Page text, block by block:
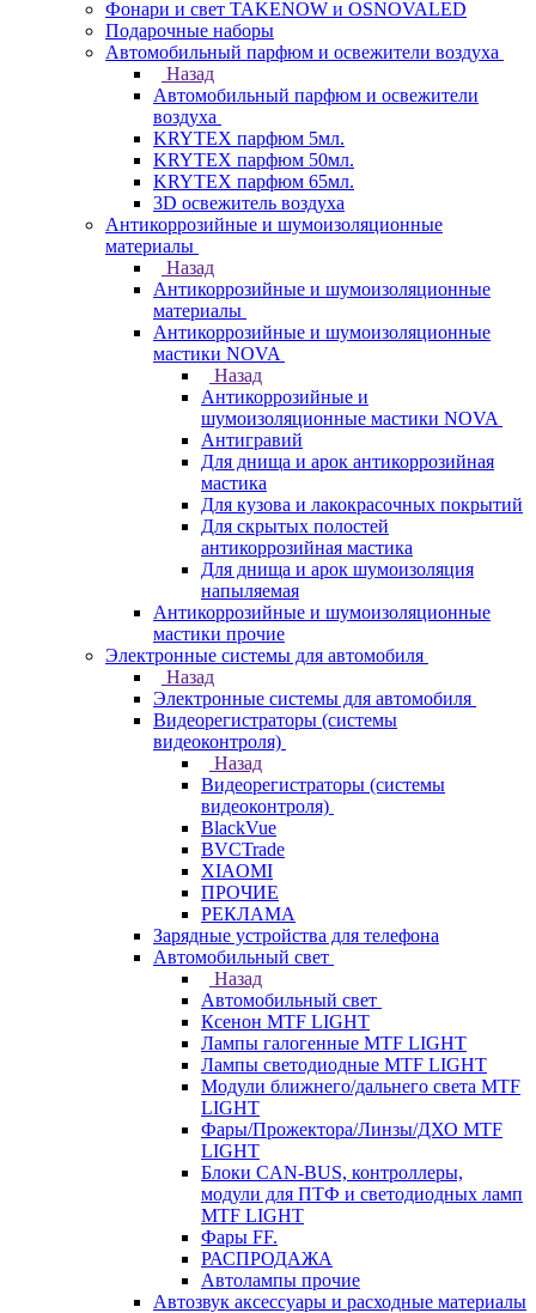
Фонари и свет TAKENOW и OSNOVALED
Подарочные наборы
Автомобильный парфюм и освежители воздуха
Назад
Автомобильный парфюм и освежители
воздуха
KRYTEX парфюм 5мл.
KRYTEX парфюм 50мл.
KRYTEX парфюм 65мл.
3D освежитель воздуха
Антикоррозийные и шумоизоляционные
материалы
Назад
Антикоррозийные и шумоизоляционные
материалы
Антикоррозийные и шумоизоляционные
мастики NOVA
Назад
Антикоррозийные и
шумоизоляционные мастики NOVA
Антигравий
Для днища и арок антикоррозийная
мастика
Для кузова и лакокрасочных покрытий
Для скрытых полостей
антикоррозийная мастика
Для днища и арок шумоизоляция
напыляемая
Антикоррозийные и шумоизоляционные
мастики прочие
Электронные системы для автомобиля
Назад
Электронные системы для автомобиля
Видеорегистраторы (системы
видеоконтроля)
Назад
Видеорегистраторы (системы
видеоконтроля)
BlackVue
BVCTrade
XIAOMI
ПРОЧИЕ
РЕКЛАМА
Зарядные устройства для телефона
Автомобильный свет
Назад
Автомобильный свет
Ксенон MTF LIGHT
Лампы галогенные MTF LIGHT
Лампы светодиодные MTF LIGHT
Модули ближнего/дальнего света MTF
LIGHT
Фары/Прожектора/Линзы/ДХО MTF
LIGHT
Блоки CAN-BUS, контроллеры,
модули для ПТФ и светодиодных ламп
MTF LIGHT
Фары FF.
РАСПРОДАЖА
Автолампы прочие
Автозвук аксессуары и расходные материалы